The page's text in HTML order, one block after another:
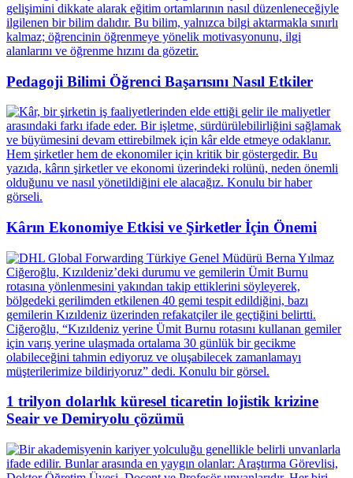
Pedagoji Bilimi Öğrenci Başarısını Nasıl Etkiler
Kârın Ekonomiye Etkisi ve Şirketler İçin Önemi
1 trilyon dolarlık küresel ticaretin lojistik krizine
Seair ve Demiryolu çözümü